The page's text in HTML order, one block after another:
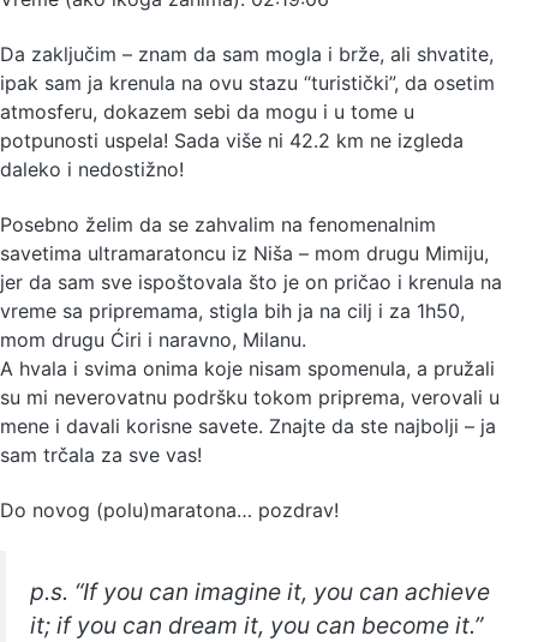
Da zaključim – znam da sam mogla i brže, ali shvatite,
ipak sam ja krenula na ovu stazu “turistički”, da osetim
atmosferu, dokazem sebi da mogu i u tome u
potpunosti uspela! Sada više ni 42.2 km ne izgleda
daleko i nedostižno!
Posebno želim da se zahvalim na fenomenalnim
savetima ultramaratoncu iz Niša – mom drugu Mimiju,
jer da sam sve ispoštovala što je on pričao i krenula na
vreme sa pripremama, stigla bih ja na cilj i za 1h50,
mom drugu Ćiri i naravno, Milanu.
A hvala i svima onima koje nisam spomenula, a pružali
su mi neverovatnu podršku tokom priprema, verovali u
mene i davali korisne savete. Znajte da ste najbolji – ja
sam trčala za sve vas!
Do novog (polu)maratona… pozdrav!
p.s. “If you can imagine it, you can achieve
it; if you can dream it, you can become it.”